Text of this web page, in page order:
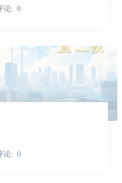
论 0
论 0